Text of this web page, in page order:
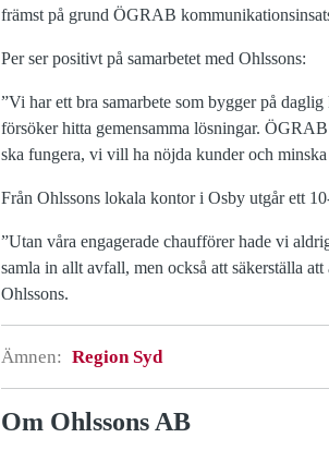
främst på grund ÖGRAB
Per ser positivt på samarbetet med Ohlssons:
”Vi har ett bra samarbete som bygger på
försöker hitta gemensamma lösningar.
ska fungera, vi vill ha nöjda kunder och
Från Ohlssons lokala kontor i Osby utgår ett
”Utan våra engagerade chaufförer hade vi
samla in allt avfall, men också att säkerställa
Ohlssons.
Ämnen: Region Syd
Om Ohlssons AB